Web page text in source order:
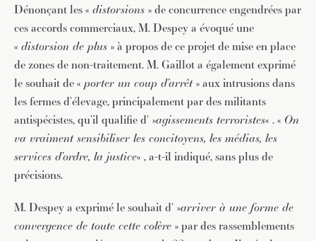
Dénonçant les « distorsions » de concurrence engendrées par
ces accords commerciaux, M. Despey a évoqué une
« distorsion de plus » à propos de ce projet de mise en place
de zones de non-traitement. M. Gaillot a également exprimé
le souhait de « porter un coup d’arrêt» aux intrusions dans
les fermes d’élevage, principalement par des militants
antispécistes, qu’il qualifie d' »agissements terroristes« . « On
va vraiment sensibiliser les concitoyens, les médias, les
services d’ordre, la justice« , a-t-il indiqué, sans plus de
précisions.
M. Despey a exprimé le souhait d' »arriver à une forme de
convergence de toute cette colère » par des rassemblements